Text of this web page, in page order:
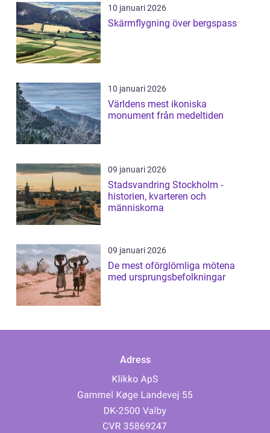
10 januari 2026
Skärmflygning över bergspass
10 januari 2026
Världens mest ikoniska
monument från medeltiden
09 januari 2026
Stadsvandring Stockholm -
historien, kvarteren och
människorna
09 januari 2026
De mest oförglömliga mötena
med ursprungsbefolkningar
Adress